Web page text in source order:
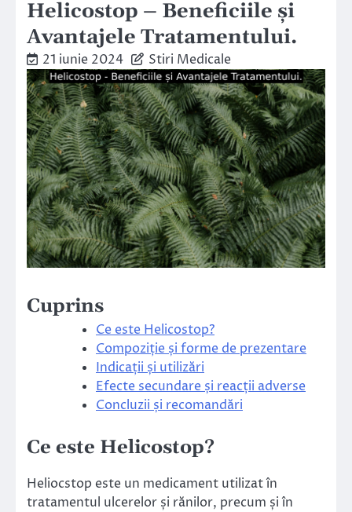
Helicostop – Beneficiile și
Avantajele Tratamentului.
21 iunie 2024 Stiri Medicale
Cuprins
Ce este Helicostop?
Compoziție și forme de prezentare
Indicații și utilizări
Efecte secundare și reacții adverse
Concluzii și recomandări
Ce este Helicostop?
Heliocstop este un medicament utilizat în
tratamentul ulcerelor și rănilor, precum și în